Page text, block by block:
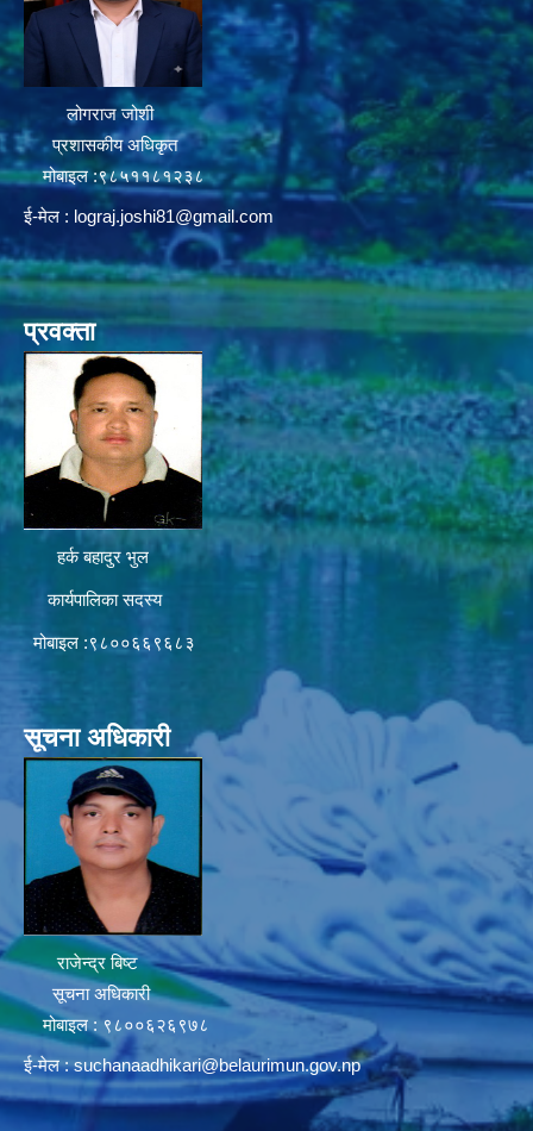
लोगराज जोशी
प्रशासकीय अधिकृत
मोबाइल :९८५११८१२३८
ई-मेल : lograj.joshi81@gmail.com
प्रवक्ता
हर्क बहादुर भुल
कार्यपालिका सदस्य
मोबाइल :९८००६६९६८३
सूचना अधिकारी
राजेन्द्र बिष्ट
सूचना अधिकारी
मोबाइल : ९८००६२६९७८
ई-मेल :suchanaadhikari@belaurimun.gov.np